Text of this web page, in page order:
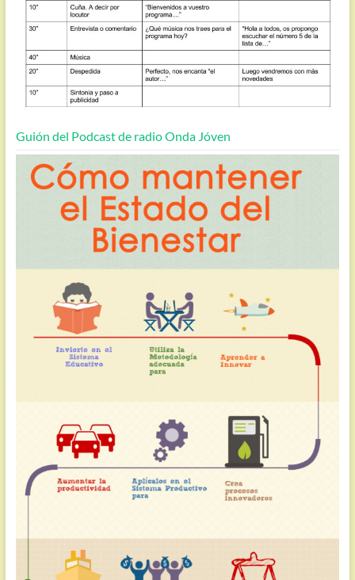
Guión del Podcast de radio Onda Jóven